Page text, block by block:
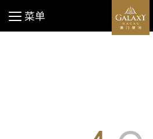
菜单